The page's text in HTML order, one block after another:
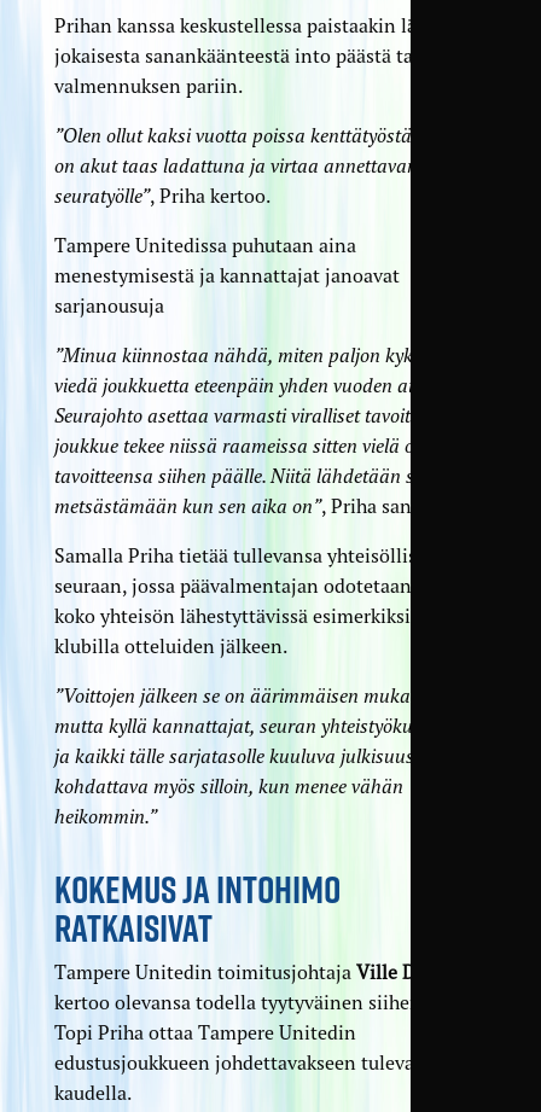
Prihan kanssa keskustellessa paistaakin lähes
jokaisesta sanankäänteestä into päästä takaisin
valmennuksen pariin.
”Olen ollut kaksi vuotta poissa kenttätyöstä, ja nyt
on akut taas ladattuna ja virtaa annettavana
seuratyölle”, Priha kertoo.
Tampere Unitedissa puhutaan aina
menestymisestä ja kannattajat janoavat
sarjanousuja
”Minua kiinnostaa nähdä, miten paljon kykenemme
viedä joukkuetta eteenpäin yhden vuoden aikana.
Seurajohto asettaa varmasti viralliset tavoitteet, ja
joukkue tekee niissä raameissa sitten vielä omat
tavoitteensa siihen päälle. Niitä lähdetään sitten
metsästämään kun sen aika on”, Priha sanoo.
Samalla Priha tietää tullevansa yhteisölliseen
seuraan, jossa päävalmentajan odotetaan olevan
koko yhteisön lähestyttävissä esimerkiksi TamU-
klubilla otteluiden jälkeen.
”Voittojen jälkeen se on äärimmäisen mukavaa,
mutta kyllä kannattajat, seuran yhteistyökumppanit
ja kaikki tälle sarjatasolle kuuluva julkisuus on
kohdattava myös silloin, kun menee vähän
heikommin.”
KOKEMUS JA INTOHIMO
RATKAISIVAT
Tampere Unitedin toimitusjohtaja Ville Dahlman
kertoo olevansa todella tyytyväinen siihen, että
Topi Priha ottaa Tampere Unitedin
edustusjoukkueen johdettavakseen tulevalla
kaudella.